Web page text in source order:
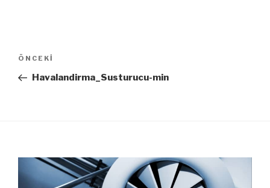
Yazı
Önceki
Yazı
ÖNCEKI
Havalandirma_Susturucu-min